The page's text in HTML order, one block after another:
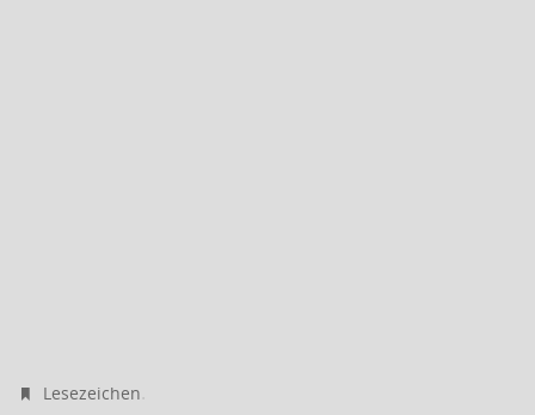
Lesezeichen.